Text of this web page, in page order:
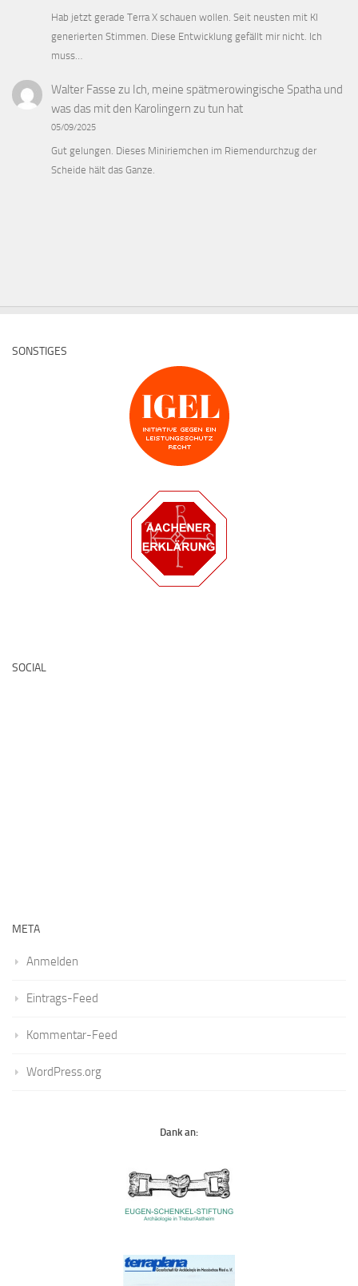
Hab jetzt gerade Terra X schauen wollen. Seit neusten mit KI
generierten Stimmen. Diese Entwicklung gefällt mir nicht. Ich
muss…
Walter Fasse zu Ich, meine spätmerowingische Spatha und
was das mit den Karolingern zu tun hat
05/09/2025
Gut gelungen. Dieses Miniriemchen im Riemendurchzug der
Scheide hält das Ganze.
SONSTIGES
SOCIAL
META
Anmelden
Eintrags-Feed
Kommentar-Feed
WordPress.org
Dank an: